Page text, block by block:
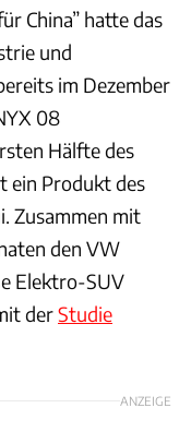
China” hatte das
und
im Dezember
08
Hälfte des
ein Produkt des
Zusammen mit
den VW
Elektro-SUV
derStudie
ANZEIGE